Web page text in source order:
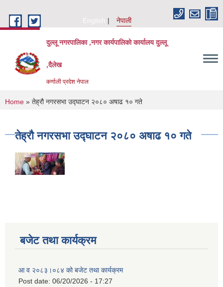
English
नेपाली
दुल्लू नगरपालिका ,नगर कार्यपालिकाे कार्यालय दुल्लू
,दैलेख
कर्णाली प्रदेश नेपाल
You are here
Home » तेह्रौ नगरसभा उद्घाटन २०८० अषाढ १० गते
तेह्रौ नगरसभा उद्घाटन २०८० अषाढ १० गते
बजेट तथा कार्यक्रम
आ व २०८३।०८४ को बजेट तथा कार्यक्रम
Post date: 06/20/2026 - 17:27